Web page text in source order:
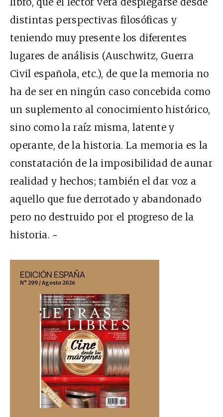
distintas perspectivas filosóficas y
teniendo muy presente los diferentes
lugares de análisis (Auschwitz, Guerra
Civil española, etc.), de que la memoria no
ha de ser en ningún caso concebida como
un suplemento al conocimiento histórico,
sino como la raíz misma, latente y
operante, de la historia. La memoria es la
constatación de la imposibilidad de aunar
realidad y hechos; también el dar voz a
aquello que fue derrotado y abandonado
pero no destruido por el progreso de la
historia. ~
EDICIÓN ESPAÑA
N° 299 / Agosto 2026